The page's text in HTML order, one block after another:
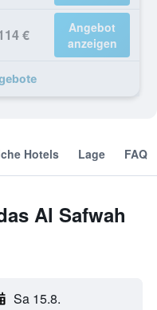
€
Angebot
anzeigen
Hotels Lage FAQ
Al Safwah
Sa 15.8.